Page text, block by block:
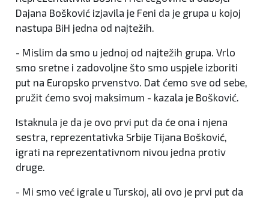
Dajana Bošković izjavila je Feni da je grupa u kojoj
nastupa BiH jedna od najtežih.
- Mislim da smo u jednoj od najtežih grupa. Vrlo
smo sretne i zadovoljne što smo uspjele izboriti
put na Europsko prvenstvo. Dat ćemo sve od sebe,
pružit ćemo svoj maksimum - kazala je Bošković.
Istaknula je da je ovo prvi put da će ona i njena
sestra, reprezentativka Srbije Tijana Bošković,
igrati na reprezentativnom nivou jedna protiv
druge.
- Mi smo već igrale u Turskoj, ali ovo je prvi put da